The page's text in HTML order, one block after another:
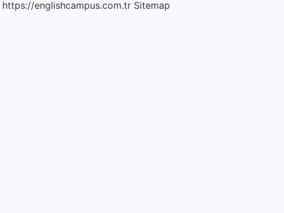
https://englishcampus.com.tr Sitemap